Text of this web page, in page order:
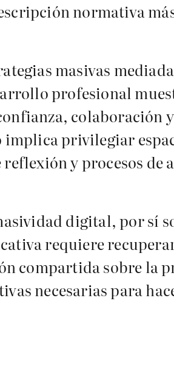
normativa
masivas
profesional
colaboración
privilegiar
y procesos de
digital, por sí
requiere
compartida sobre la
necesarias para